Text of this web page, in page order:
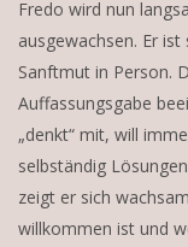
Fredo wird nun
ausgewachsen. Er
Sanftmut in Person.
Auffassungsgabe
„denkt“ mit, will
selbständig
zeigt er sich
willkommen ist und